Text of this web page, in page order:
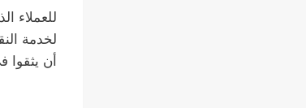
للعملاء
لخدمة
أن يثقوا